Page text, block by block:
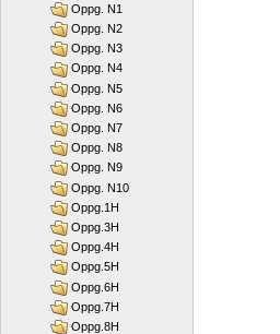
Oppg. N1
Oppg. N2
Oppg. N3
Oppg. N4
Oppg. N5
Oppg. N6
Oppg. N7
Oppg. N8
Oppg. N9
Oppg. N10
Oppg.1H
Oppg.3H
Oppg.4H
Oppg.5H
Oppg.6H
Oppg.7H
Oppg.8H